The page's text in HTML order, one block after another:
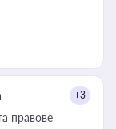
+3
правове